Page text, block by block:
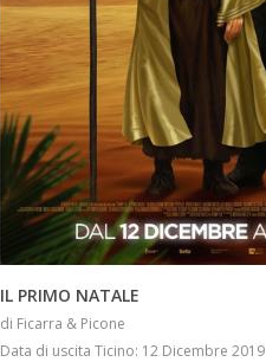
INFO
IL PRIMO NATALE
di Ficarra & Picone
Data di uscita Ticino: 12 Dicembre 2019